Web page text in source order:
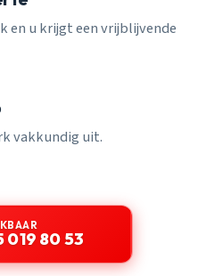
en u krijgt een vrijblijvende
vakkundig uit.
019 80 53